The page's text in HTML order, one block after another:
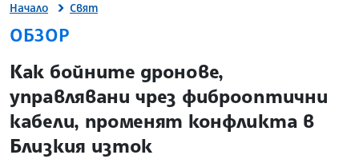
Начало Свят
ОБЗОР
site.bta
Как бойните дронове,
управлявани чрез фиброоптични
кабели, променят конфликта в
Близкия изток